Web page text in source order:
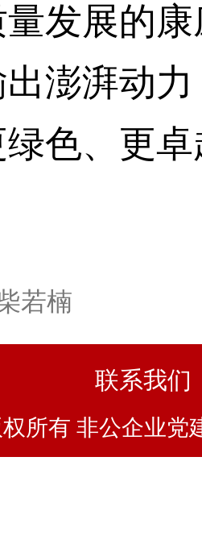
发展的
澎湃动
色、更
若楠
联系我们
所有 非公企业党